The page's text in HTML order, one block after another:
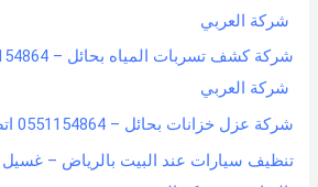
شركة العربي
شركة العربي
شركة عزل خزانات بحائل – 0551154864 اتصل بنا – شركة العربي
تنظيف سيارات عند البيت بالرياض – غسيل